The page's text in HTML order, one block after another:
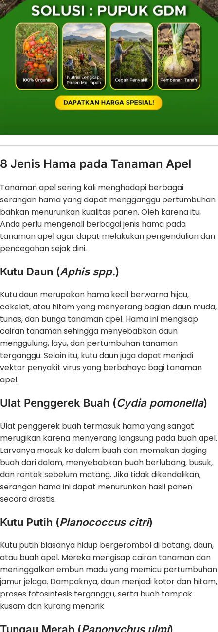
8 Jenis Hama pada Tanaman Apel
Tanaman apel sering kali menghadapi berbagai
serangan hama yang dapat mengganggu pertumbuhan
bahkan menurunkan kualitas panen. Oleh karena itu,
Anda perlu mengenali berbagai jenis hama pada
tanaman apel agar dapat melakukan pengendalian dan
pencegahan sejak dini.
Kutu Daun (Aphis spp.)
Kutu daun merupakan hama kecil berwarna hijau,
cokelat, atau hitam yang menyerang bagian daun muda,
tunas, dan bunga tanaman apel. Hama ini mengisap
cairan tanaman sehingga menyebabkan daun
menggulung, layu, dan pertumbuhan tanaman
terganggu. Selain itu, kutu daun juga dapat menjadi
vektor penyakit virus yang berbahaya bagi tanaman
apel.
Ulat Penggerek Buah (Cydia pomonella)
Ulat penggerek buah termasuk hama yang sangat
merugikan karena menyerang langsung pada buah apel.
Larvanya masuk ke dalam buah dan memakan daging
buah dari dalam, menyebabkan buah berlubang, busuk,
dan rontok sebelum matang. Jika tidak dikendalikan,
serangan hama ini dapat menurunkan hasil panen
secara drastis.
Kutu Putih (Planococcus citri)
Kutu putih biasanya hidup bergerombol di batang, daun,
atau buah apel. Mereka mengisap cairan tanaman dan
meninggalkan embun madu yang memicu pertumbuhan
jamur jelaga. Dampaknya, daun menjadi kotor dan hitam,
proses fotosintesis terganggu, serta buah tampak
kusam dan kurang menarik.
Tungau Merah (Panonychus ulmi)